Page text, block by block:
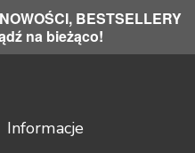
BESTSELLERY
na bieżąco!
Informacje